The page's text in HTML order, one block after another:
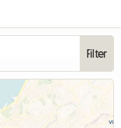
Filter